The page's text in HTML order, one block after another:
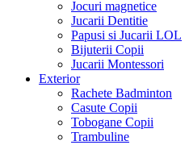
Jocuri magnetice
Jucarii Dentitie
Papusi si Jucarii LOL
Bijuterii Copii
Jucarii Montessori
Exterior
Rachete Badminton
Casute Copii
Tobogane Copii
Trambuline